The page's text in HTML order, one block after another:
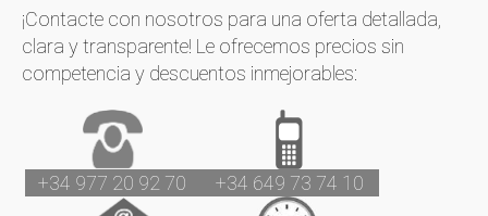
¡Contacte con nosotros para una oferta detallada,
clara y transparente! Le ofrecemos precios sin
competencia y descuentos inmejorables:
+34 977 20 92 70 +34 649 73 74 10